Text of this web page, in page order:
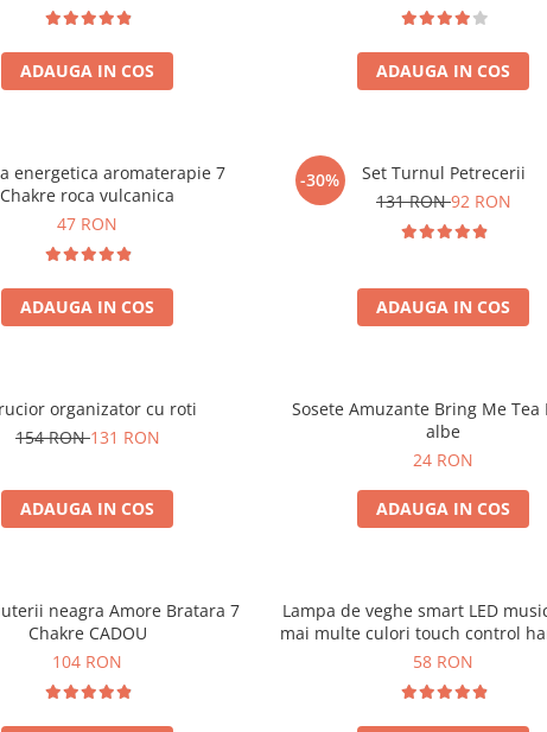
ADAUGA IN COS ADAUGA IN COS
energetica aromaterapie 7
Chakre roca vulcanica
47 RON
ADAUGA IN COS
-30%
Set Turnul Petrecerii
131 RON92 RON
ADAUGA IN COS
organizator cu roti
154 RON131 RON
ADAUGA IN COS
Sosete Amuzante Bring Me Tea
albe
24 RON
ADAUGA IN COS
neagra Amore Bratara 7
Chakre CADOU
104 RON
Lampa de veghe smart LED
mai multe culori touch control
58 RON